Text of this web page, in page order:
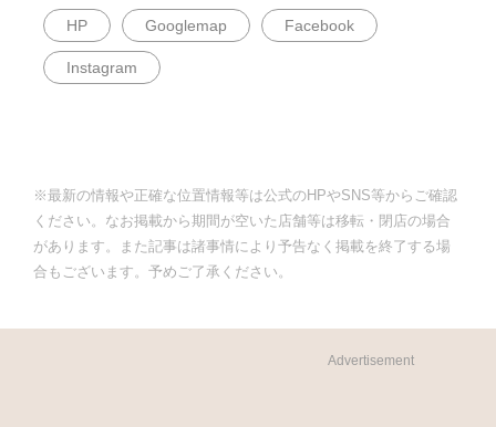
HP Googlemap Facebook
Instagram
※最新の情報や正確な位置情報等は公式のHPやSNS等からご確認
ください。なお掲載から期間が空いた店舗等は移転・閉店の場合
があります。また記事は諸事情により予告なく掲載を終了する場
合もございます。予めご了承ください。
Advertisement